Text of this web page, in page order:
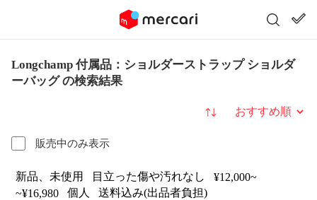
Longchamp 付属品：ショルダーストラップ ショルダ
ーバッグ の検索結果
販売中のみ表示
並び替え
新品、未使用 目立った傷や汚れなし
¥12,000~
~¥16,980
個人 送料込み(出品者負担)